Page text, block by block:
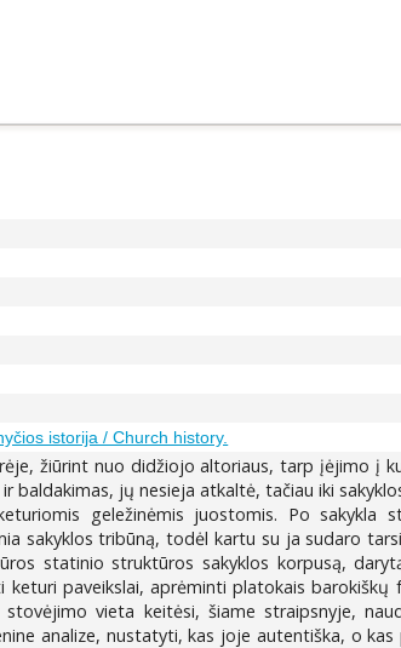
istorija / Church history.
žiūrint nuo didžiojo altoriaus, tarp įėjimo į
baldakimas, jų nesieja atkaltė, tačiau iki
geležinėmis juostomis. Po sakykla
sakyklos tribūną, todėl kartu su ja sudaro
statinio struktūros sakyklos korpusą,
paveikslai, aprėminti platokais barokiškų
vieta keitėsi, šiame straipsnyje,
analize, nustatyti, kas joje autentiška, o